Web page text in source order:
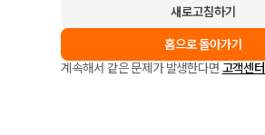
새로고침하기
홈으로 돌아가기
계속해서 같은 문제가 발생한다면 고객센터